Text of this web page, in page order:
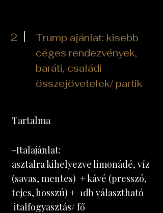
2
Trump ajánlat: kisebb
céges rendezvények,
baráti, családi
összejövetelek/ partik
Tartalma
-Italajánlat:
asztalra kihelyezve limonádé, víz
(savas, mentes) + kávé (presszó,
tejes, hosszú) + 1db választható
italfogyasztás/ fő